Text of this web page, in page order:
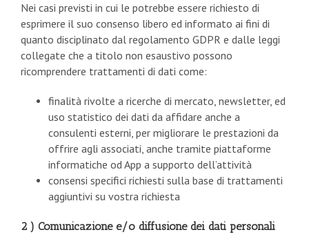
Nei casi previsti in cui le potrebbe essere richiesto di
esprimere il suo consenso libero ed informato ai fini di
quanto disciplinato dal regolamento GDPR e dalle leggi
collegate che a titolo non esaustivo possono
ricomprendere trattamenti di dati come:
finalità rivolte a ricerche di mercato, newsletter, ed
uso statistico dei dati da affidare anche a
consulenti esterni, per migliorare le prestazioni da
offrire agli associati, anche tramite piattaforme
informatiche od App a supporto dell’attività
consensi specifici richiesti sulla base di trattamenti
aggiuntivi su vostra richiesta
2 ) Comunicazione e/o diffusione dei dati personali